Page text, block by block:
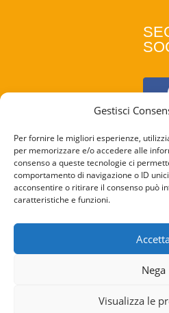
Gestisci
Per fornire le migliori esperienze,
per memorizzare e/o accedere alle
consenso a queste tecnologie ci
comportamento di navigazione o ID
acconsentire o ritirare il consenso può
caratteristiche e funzioni.
Nega
Visualizza le